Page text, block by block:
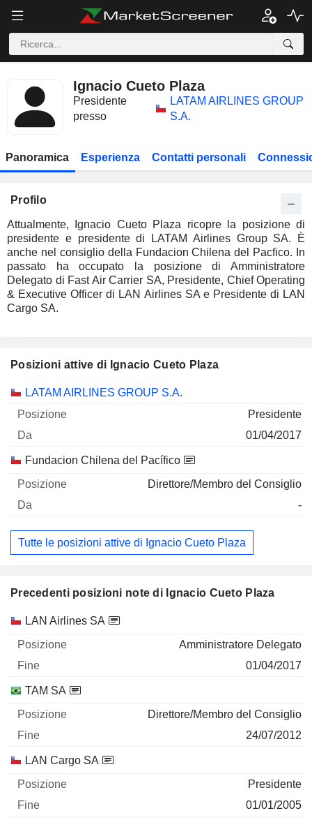
Ignacio Cueto Plaza
Presidente
presso
LATAM AIRLINES GROUP
S.A.
Panoramica Esperienza Contatti personali
Profilo
Attualmente, Ignacio Cueto Plaza ricopre la posizione di
presidente e presidente di LATAM Airlines Group SA. È
anche nel consiglio della Fundacion Chilena del Pacfico. In
passato ha occupato la posizione di Amministratore
Delegato di Fast Air Carrier SA, Presidente, Chief Operating
& Executive Officer di LAN Airlines SA e Presidente di LAN
Cargo SA.
Posizioni attive di Ignacio Cueto Plaza
Società Posizione Inizio
LATAM AIRLINES GROUP S.A.
Presidente
01/04/2017
Fundacion Chilena del Pacífico
Direttore/Membro del Consiglio
-
Tutte le posizioni attive di Ignacio Cueto Plaza
Precedenti posizioni note di Ignacio Cueto Plaza
Società Posizione Fine
LAN Airlines SA
Amministratore Delegato
01/04/2017
TAM SA
Direttore/Membro del Consiglio
24/07/2012
LAN Cargo SA
Presidente
01/01/2005